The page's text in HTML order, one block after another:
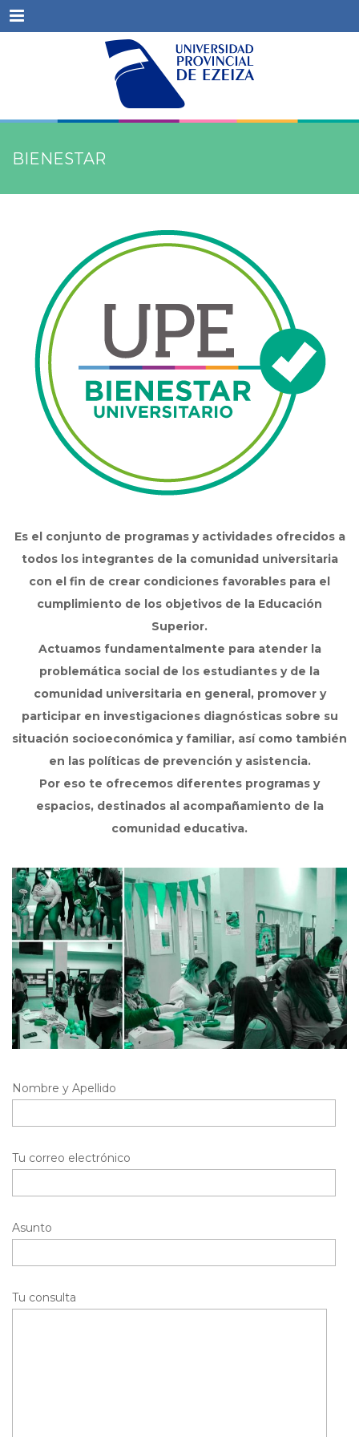
Menu
BIENESTAR
Es el conjunto de programas y actividades ofrecidos a
todos los integrantes de la comunidad universitaria
con el fin de crear condiciones favorables para el
cumplimiento de los objetivos de la Educación
Superior.
Actuamos fundamentalmente para atender la
problemática social de los estudiantes y de la
comunidad universitaria en general, promover y
participar en investigaciones diagnósticas sobre su
situación socioeconómica y familiar, así como también
en las políticas de prevención y asistencia.
Por eso te ofrecemos diferentes programas y
espacios, destinados al acompañamiento de la
comunidad educativa.
Nombre y Apellido
Tu correo electrónico
Asunto
Tu consulta